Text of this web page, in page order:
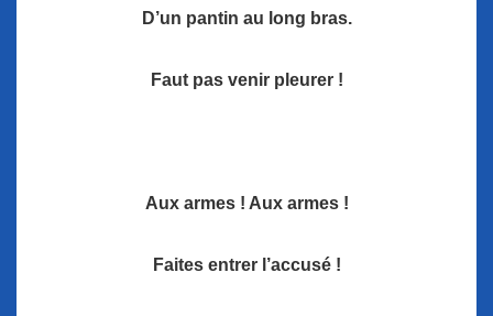
D’un pantin au long bras.
Faut pas venir pleurer !
Aux armes ! Aux armes !
Faites entrer l’accusé !